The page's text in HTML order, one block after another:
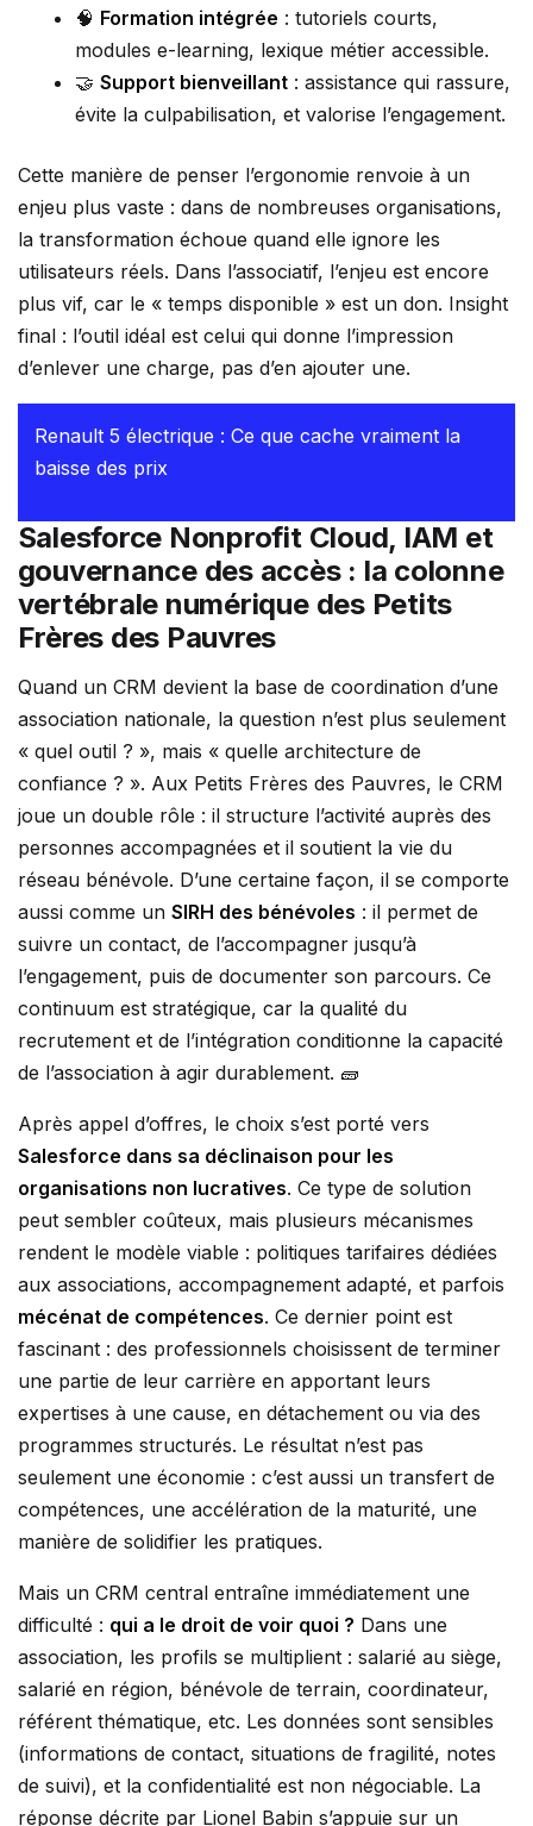
🧠 Formation intégrée : tutoriels courts,
modules e-learning, lexique métier accessible.
🤝 Support bienveillant: assistance qui rassure,
évite la culpabilisation, et valorise l’engagement.
Cette manière de penser l’ergonomie renvoie à un
enjeu plus vaste : dans de nombreuses organisations,
la transformation échoue quand elle ignore les
utilisateurs réels. Dans l’associatif, l’enjeu est encore
plus vif, car le « temps disponible » est un don. Insight
final : l’outil idéal est celui qui donne l’impression
d’enlever une charge, pas d’en ajouter une.
Renault 5 électrique : Ce que cache vraiment la
baisse des prix
Salesforce Nonprofit Cloud, IAM et
gouvernance des accès : la colonne
vertébrale numérique des Petits
Frères des Pauvres
Quand un CRM devient la base de coordination d’une
association nationale, la question n’est plus seulement
« quel outil ? », mais « quelle architecture de
confiance ? ». Aux Petits Frères des Pauvres, le CRM
joue un double rôle : il structure l’activité auprès des
personnes accompagnées et il soutient la vie du
réseau bénévole. D’une certaine façon, il se comporte
aussi comme un SIRH des bénévoles : il permet de
suivre un contact, de l’accompagner jusqu’à
l’engagement, puis de documenter son parcours. Ce
continuum est stratégique, car la qualité du
recrutement et de l’intégration conditionne la capacité
de l’association à agir durablement. 🧱
Après appel d’offres, le choix s’est porté vers
Salesforce dans sa déclinaison pour les
organisations non lucratives. Ce type de solution
peut sembler coûteux, mais plusieurs mécanismes
rendent le modèle viable : politiques tarifaires dédiées
aux associations, accompagnement adapté, et parfois
mécénat de compétences. Ce dernier point est
fascinant : des professionnels choisissent de terminer
une partie de leur carrière en apportant leurs
expertises à une cause, en détachement ou via des
programmes structurés. Le résultat n’est pas
seulement une économie : c’est aussi un transfert de
compétences, une accélération de la maturité, une
manière de solidifier les pratiques.
Mais un CRM central entraîne immédiatement une
difficulté : qui a le droit de voir quoi ? Dans une
association, les profils se multiplient : salarié au siège,
salarié en région, bénévole de terrain, coordinateur,
référent thématique, etc. Les données sont sensibles
(informations de contact, situations de fragilité, notes
de suivi), et la confidentialité est non négociable. La
réponse décrite par Lionel Babin s’appuie sur un